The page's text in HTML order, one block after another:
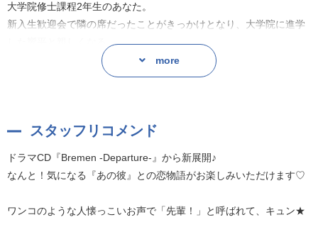
大学院修士課程2年生のあなた。
新入生歓迎会で隣の席だったことがきっかけとなり、大学院に進学
した響平と親しくなる。
歓迎会の帰り道、ひょんなことからあなたが同じ研究室の人に言い
シナリオ：晴日青
more
スタッフリコメンド
ドラマCD『Bremen -Departure-』から新展開♪
なんと！気になる『あの彼』との恋物語がお楽しみいただけます♡
ワンコのような人懐っこいお声で「先輩！」と呼ばれて、キュン★